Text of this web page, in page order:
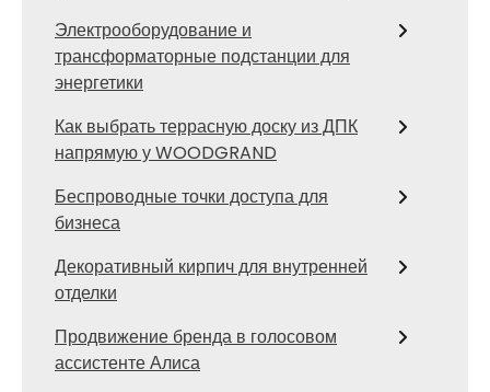
Электрооборудование и
трансформаторные подстанции для
энергетики
Как выбрать террасную доску из ДПК
напрямую у WOODGRAND
Беспроводные точки доступа для
бизнеса
Декоративный кирпич для внутренней
отделки
Продвижение бренда в голосовом
ассистенте Алиса